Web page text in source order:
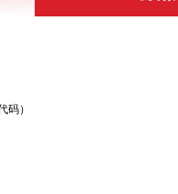
码）